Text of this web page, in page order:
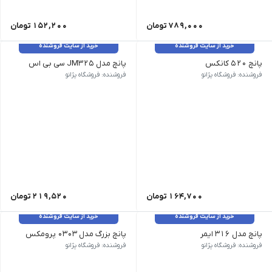
789,000 تومان 152,200 تومان
خرید از سایت فروشنده
پانچ 520 کانکس
فروشنده: فروشگاه پژانو
164,700 تومان
خرید از سایت فروشنده
پانچ مدل JM325 سی بی اس
فروشنده: فروشگاه پژانو
219,520 تومان
خرید از سایت فروشنده
پانچ مدل 316 ایمر
فروشنده: فروشگاه پژانو
خرید از سایت فروشنده
پانچ بزرگ مدل 0303 پرومکس
فروشنده: فروشگاه پژانو